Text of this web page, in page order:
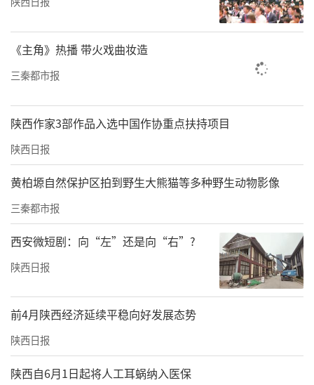
《主角》热播 带火戏曲妆造
三秦都市报
陕西作家3部作品入选中国作协重点扶持项目
陕西日报
黄柏塬自然保护区拍到野生大熊猫等多种野生动物影像
三秦都市报
西安微短剧：向“左”还是向“右”?
陕西日报
前4月陕西经济延续平稳向好发展态势
陕西日报
陕西自6月1日起将人工耳蜗纳入医保